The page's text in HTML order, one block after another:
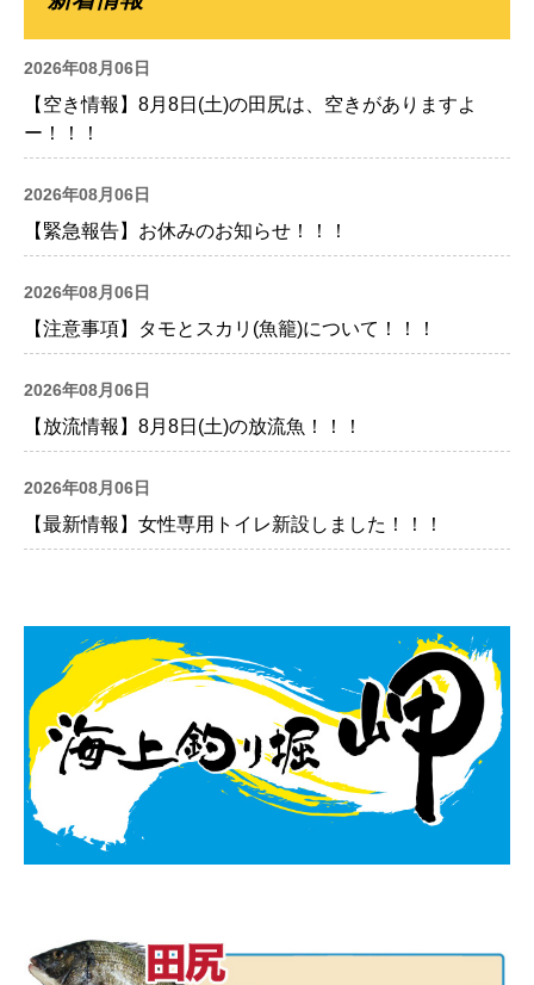
2026年08月06日
【空き情報】8月8日(土)の田尻は、空きがありますよ
ー！！！
2026年08月06日
【緊急報告】お休みのお知らせ！！！
2026年08月06日
【注意事項】タモとスカリ(魚籠)について！！！
2026年08月06日
【放流情報】8月8日(土)の放流魚！！！
2026年08月06日
【最新情報】女性専用トイレ新設しました！！！